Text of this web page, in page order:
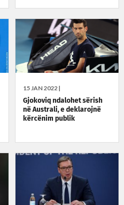
15 JAN 2022 |
Gjokoviq ndalohet sërish
në Australi, e deklarojnë
kërcënim publik